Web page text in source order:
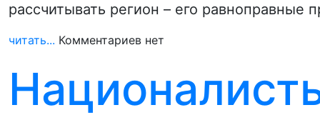
рассчитывать регион – его равноправные
читать... Комментариев нет